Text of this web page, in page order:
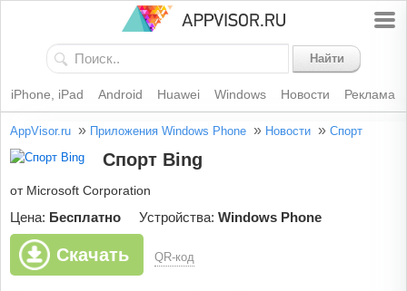
Найти
iPhone, iPad Android Huawei Windows Новости Реклама
AppVisor.ru » Приложения Windows Phone » Новости » Спорт
Спорт Bing
от Microsoft Corporation
Цена: Бесплатно Устройства: Windows Phone
Скачать QR-код